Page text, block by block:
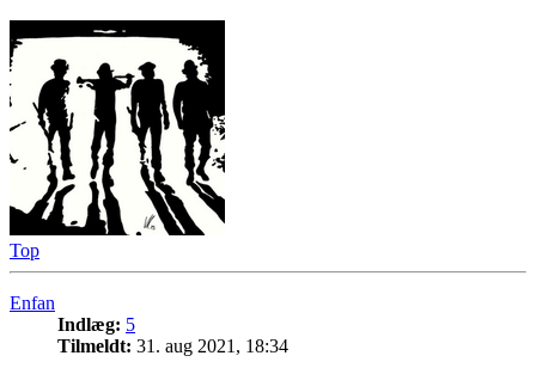
Top
Enfan
Indlæg: 5
Tilmeldt: 31. aug 2021, 18:34